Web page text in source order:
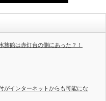
族館は赤灯台の側にあった？！
がインターネットからも可能にな